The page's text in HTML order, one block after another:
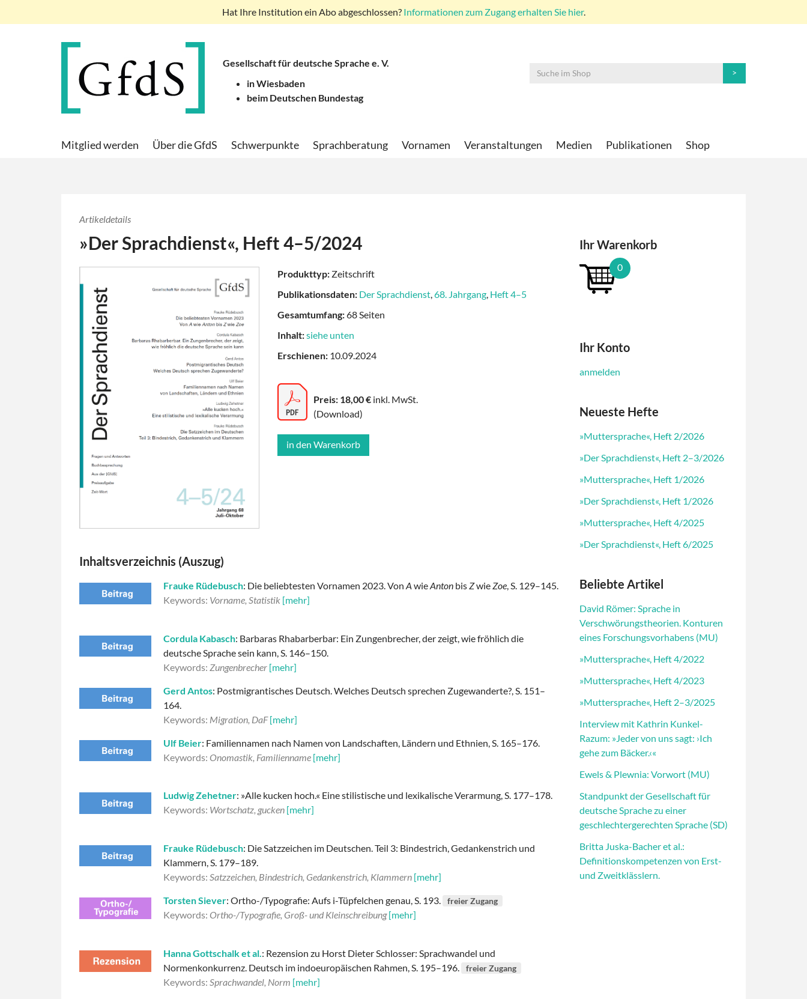
Hat Ihre Institution ein Abo abgeschlossen? Informationen zum Zugang erhalten Sie hier.
Gesellschaft für deutsche Sprache e. V.
in Wiesbaden
beim Deutschen Bundestag
Mitglied werden Über die GfdS Schwerpunkte Sprachberatung Vornamen Veranstaltungen Medien Publikationen Shop
Artikeldetails
»Der Sprachdienst«, Heft 4–5/2024
Produkttyp: Zeitschrift
Publikationsdaten: Der Sprachdienst,68. Jahrgang, Heft 4–5
Gesamtumfang:68 Seiten
Inhalt:siehe unten
Erschienen: 10.09.2024
Preis: 18,00 € inkl. MwSt.
(Download)
Inhaltsverzeichnis (Auszug)
Frauke Rüdebusch: Die beliebtesten Vornamen 2023. Von A wieAnton bisZwieZoe, S. 129–145.
Keywords: Vorname, Statistik [mehr]
Cordula Kabasch: Barbaras Rhabarberbar: Ein Zungenbrecher, der zeigt, wie fröhlich die
deutsche Sprache sein kann, S. 146–150.
Keywords: Zungenbrecher [mehr]
Gerd Antos: Postmigrantisches Deutsch. Welches Deutsch sprechen Zugewanderte?, S. 151–
164.
Keywords: Migration, DaF [mehr]
Ulf Beier: Familiennamen nach Namen von Landschaften, Ländern und Ethnien, S. 165–176.
Keywords: Onomastik, Familienname [mehr]
Ludwig Zehetner: »Alle kucken hoch.« Eine stilistische und lexikalische Verarmung, S. 177–178.
Keywords: Wortschatz, gucken [mehr]
Frauke Rüdebusch: Die Satzzeichen im Deutschen. Teil 3: Bindestrich, Gedankenstrich und
Klammern, S. 179–189.
Keywords: Satzzeichen, Bindestrich, Gedankenstrich, Klammern [mehr]
Torsten Siever: Ortho-/Typografie: Aufs i-Tüpfelchen genau, S. 193. freier Zugang
Keywords: Ortho-/Typografie, Groß- und Kleinschreibung [mehr]
Hanna Gottschalk et al.: Rezension zu Horst Dieter Schlosser: Sprachwandel und
Normenkonkurrenz. Deutsch im indoeuropäischen Rahmen, S. 195–196.
freier Zugang
Keywords: Sprachwandel, Norm [mehr]
Ihr Warenkorb
0
Ihr Konto
anmelden
Neueste Hefte
»Muttersprache«, Heft 2/2026
»Der Sprachdienst«, Heft 2–3/2026
»Muttersprache«, Heft 1/2026
»Der Sprachdienst«, Heft 1/2026
»Muttersprache«, Heft 4/2025
»Der Sprachdienst«, Heft 6/2025
Beliebte Artikel
David Römer: Sprache in
Verschwörungstheorien. Konturen
eines Forschungsvorhabens (MU)
»Muttersprache«, Heft 4/2022
»Muttersprache«, Heft 4/2023
»Muttersprache«, Heft 2–3/2025
Interview mit Kathrin Kunkel-
Razum: »Jeder von uns sagt: ›Ich
gehe zum Bäcker.‹«
Ewels & Plewnia: Vorwort (MU)
Standpunkt der Gesellschaft für
deutsche Sprache zu einer
geschlechtergerechten Sprache (SD)
Britta Juska-Bacher et al.:
Definitionskompetenzen von Erst-
und Zweitklässlern.